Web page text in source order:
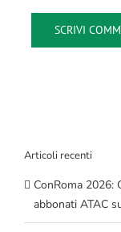
Articoli recenti
ConRoma 2026:
abbonati ATAC